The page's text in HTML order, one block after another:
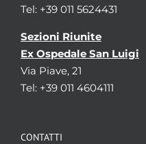
Tel: +39 011 5624431
Sezioni Riunite
Ex Ospedale San Luigi
Via Piave, 21
Tel: +39 011 4604111
CONTATTI